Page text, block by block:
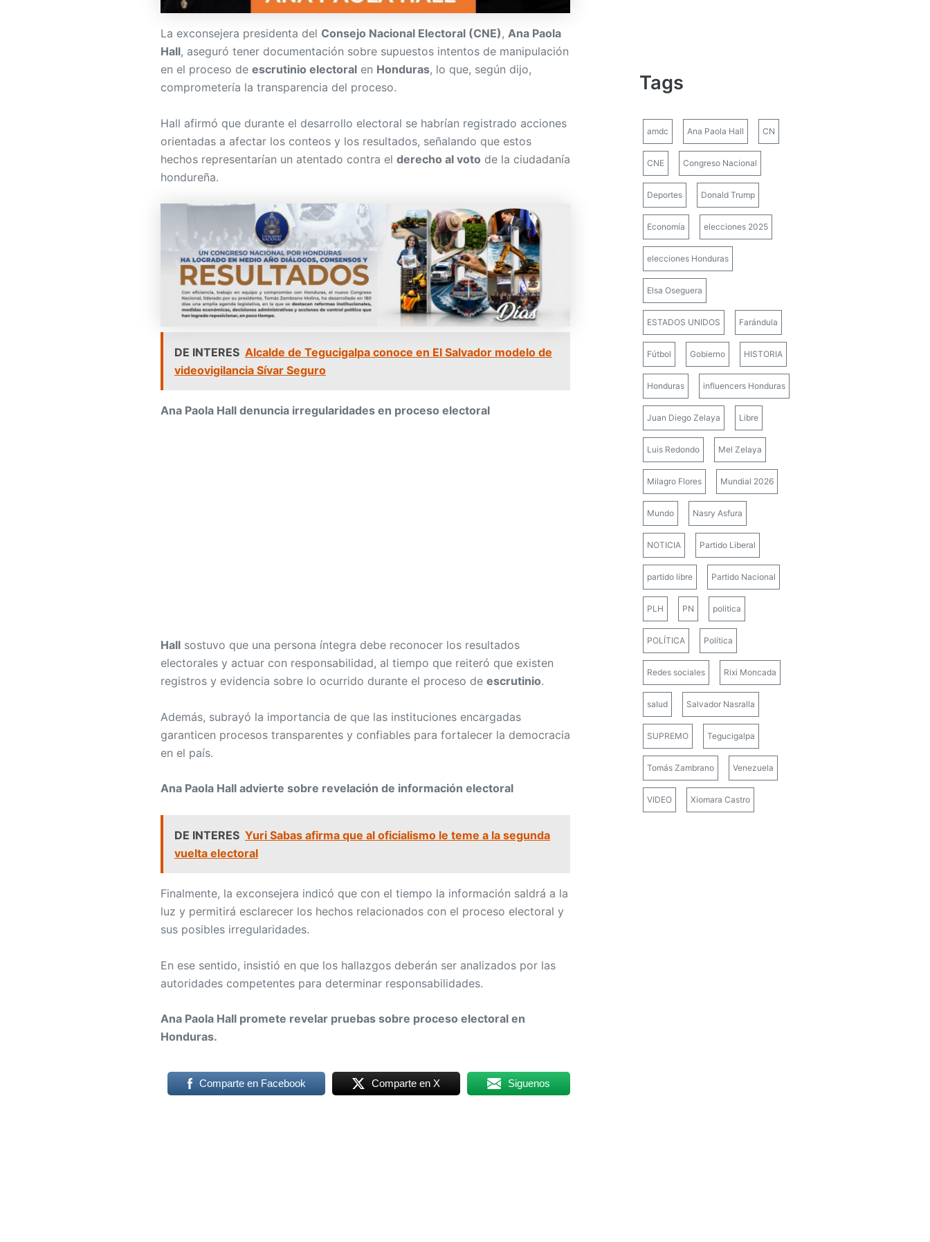
La exconsejera presidenta del Consejo Nacional Electoral (CNE) , Ana Paola
Hall, aseguró tener documentación sobre supuestos intentos de manipulación
en el proceso de escrutinio electoral en Honduras, lo que, según dijo,
comprometería la transparencia del proceso.
Hall afirmó que durante el desarrollo electoral se habrían registrado acciones
orientadas a afectar los conteos y los resultados, señalando que estos
hechos representarían un atentado contra el derecho al voto de la ciudadanía
hondureña.
DE INTERES Alcalde de Tegucigalpa conoce en El Salvador modelo de
videovigilancia Sívar Seguro
Ana Paola Hall denuncia irregularidades en proceso electoral
Hall sostuvo que una persona íntegra debe reconocer los resultados
electorales y actuar con responsabilidad, al tiempo que reiteró que existen
registros y evidencia sobre lo ocurrido durante el proceso de escrutinio.
Además, subrayó la importancia de que las instituciones encargadas
garanticen procesos transparentes y confiables para fortalecer la democracia
en el país.
Ana Paola Hall advierte sobre revelación de información electoral
DE INTERES Yuri Sabas afirma que al oficialismo le teme a la segunda
vuelta electoral
Finalmente, la exconsejera indicó que con el tiempo la información saldrá a la
luz y permitirá esclarecer los hechos relacionados con el proceso electoral y
sus posibles irregularidades.
En ese sentido, insistió en que los hallazgos deberán ser analizados por las
autoridades competentes para determinar responsabilidades.
Ana Paola Hall promete revelar pruebas sobre proceso electoral en
Honduras.
Comparte en Facebook Comparte en X Siguenos
Tags
amdc Ana Paola Hall CN
CNE Congreso Nacional
Deportes Donald Trump
Economía elecciones 2025
elecciones Honduras
Elsa Oseguera
ESTADOS UNIDOS Farándula
Fútbol Gobierno HISTORIA
Honduras influencers Honduras
Juan Diego Zelaya Libre
Luis Redondo Mel Zelaya
Milagro Flores Mundial 2026
Mundo Nasry Asfura
NOTICIA Partido Liberal
partido libre Partido Nacional
PLH PN politica
POLÍTICA Política
Redes sociales Rixi Moncada
salud Salvador Nasralla
SUPREMO Tegucigalpa
Tomás Zambrano Venezuela
VIDEO Xiomara Castro